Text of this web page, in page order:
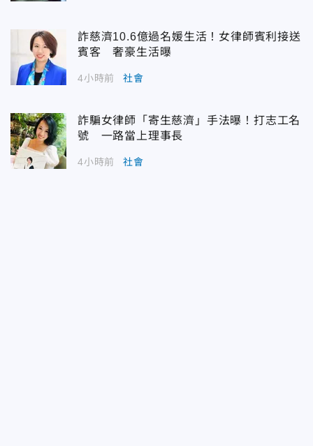
詐慈濟10.6億過名媛生活！女律師賓利接送
賓客 奢豪生活曝
4小時前 社會
詐騙女律師「寄生慈濟」手法曝！打志工名
號 一路當上理事長
4小時前 社會